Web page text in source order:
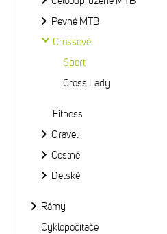
Pevné MTB
Crossové
Sport
Cross Lady
Fitness
Gravel
Cestné
Detské
Rámy
Cyklopočítače